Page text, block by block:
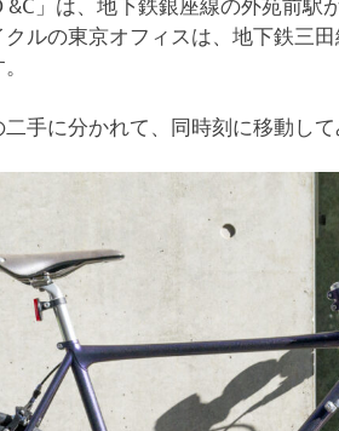
ルの東京オフィスは、地下鉄三
手に分かれて、同時刻に移動して